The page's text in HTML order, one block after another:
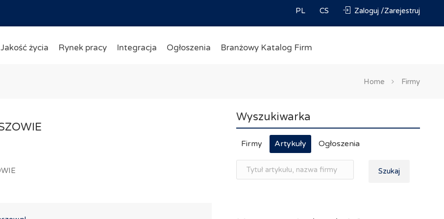
PL CS Zaloguj /Zarejestruj
Jakość życia Rynek pracy Integracja Ogłoszenia Branżowy Katalog Firm
Home Firmy
Wyszukiwarka
Firmy Artykuły Ogłoszenia
Szukaj